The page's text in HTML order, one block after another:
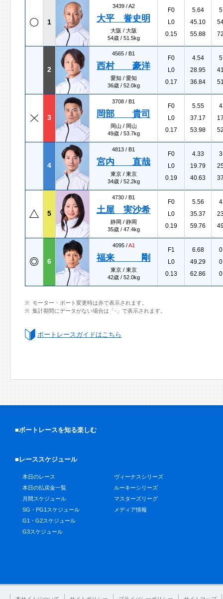
1
3439 /A2
大平 誉史明
大阪 / 大阪
54歳 / 51.5kg
F0
L0
0.15
5.64
45.10
55.88
2
4565 / B1
西村 豪洋
愛知 / 愛知
36歳 / 52.0kg
F0
L0
0.17
4.54
28.95
36.84
3
3708 / B1
岡部 貴司
岡山 / 岡山
49歳 / 53.7kg
F0
L0
0.17
5.55
37.17
53.98
4
4813 / B1
宮内 直哉
東京 / 東京
34歳 / 52.2kg
F0
L0
0.19
4.33
19.79
40.63
5
4730 / B1
土屋 実沙希
静岡 / 静岡
35歳 / 47.4kg
F0
L0
0.19
5.56
35.37
59.76
6
4095 /A1
福来 剛
東京 / 東京
42歳 / 52.0kg
F1
L0
0.13
6.68
49.29
62.86
モーター・ボート変更時は赤で表示されます。
集計期間にデータがない場合は「-」で表示されます。
ボートレースガイドはこちら
■ボートレースを知る楽しむ
■レーススケジュール
本日のレース
本日の払戻金一覧
月間スケジュール
SG・PG1スケジュール
G1・G2スケジュール
G3スケジュール
ヴィーナスシリーズ
ルーキーシリーズ
マスターズリーグ
メディア情報